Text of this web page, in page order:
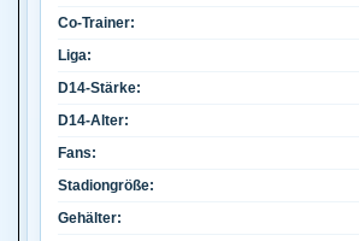
Co-Trainer:
Liga:
D14-Stärke:
D14-Alter:
Fans:
Stadiongröße:
Gehälter: